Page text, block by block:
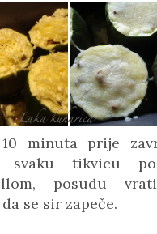
minuta prije
svaku tikvicu
posudu
se sir zapeče.